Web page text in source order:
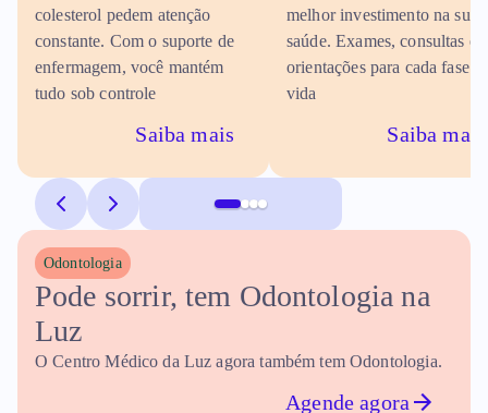
colesterol pedem atenção
constante. Com o suporte de
enfermagem, você mantém
tudo sob controle
Saiba mais
melhor investimento na sua
saúde. Exames, consultas e
orientações para cada fase
vida
Saiba mais
Odontologia
Pode sorrir, tem Odontologia na
Luz
O Centro Médico da Luz agora também tem Odontologia.
Agende agora